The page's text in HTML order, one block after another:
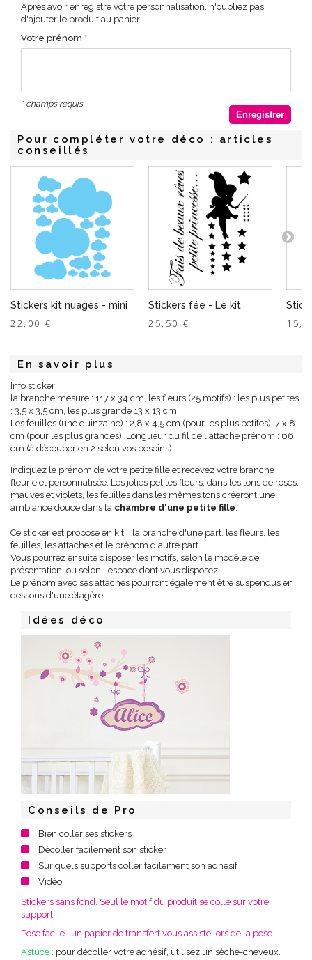
Après avoir enregistré votre personnalisation, n'oubliez pas
d'ajouter le produit au panier.
Votre prénom *
Enregistrer
*champs requis
Pour compléter votre déco : articles
conseillés
Stickers kit nuages - mini
22,00 €
Stickers fée - Le kit
25,50 €
En savoir plus
Info sticker :
la branche mesure : 117 x 34 cm, les fleurs (25 motifs) : les plus petites
: 3,5 x 3,5 cm, les plus grande 13 x 13 cm.
Les feuilles (une quinzaine) : 2,8 x 4,5 cm (pour les plus petites), 7 x 8
cm (pour les plus grandes). Longueur du fil de l'attache prénom : 66
cm (à découper en 2 selon vos besoins)
Indiquez le prénom de votre petite fille et recevez votre branche
fleurie et personnalisée. Les jolies petites fleurs, dans les tons de roses,
mauves et violets, les feuilles dans les mêmes tons créeront une
ambiance douce dans la chambre d'une petite fille
Ce sticker est proposé en kit : la branche d'une part, les fleurs, les
feuilles, les attaches et le prénom d'autre part.
Vous pourrez ensuite disposer les motifs, selon le modèle de
présentation, ou selon l'espace dont vous disposez.
Le prénom avec ses attaches pourront également être suspendus en
dessous d'une étagère.
Idées déco
Conseils de Pro
Bien coller ses stickers
Décoller facilement son sticker
Sur quels supports coller facilement son adhésif
Vidéo
Stickers sans fond. Seul le motif du produit se colle sur votre
support.
Pose facile : un papier de transfert vous assiste lors de la pose.
Astuce : pour décoller votre adhésif, utilisez un sèche-cheveux.